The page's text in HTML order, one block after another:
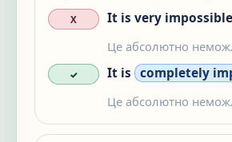
X It is very
Це абсолютно
✓ It is completely
Це абсолютно